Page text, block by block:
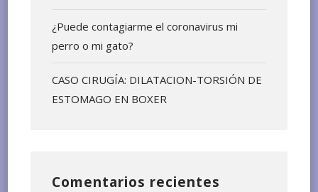
¿Puede contagiarme el coronavirus mi
perro o mi gato?
CASO CIRUGÍA: DILATACION-TORSIÓN DE
ESTOMAGO EN BOXER
Comentarios recientes